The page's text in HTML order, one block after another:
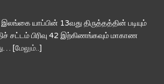
யாப்பின் 13வது திருத்தத்தின் படியும்
சட்டம் பிரிவு 42 இற்கிணங்கவும் மாகாண
[மேலும்..]